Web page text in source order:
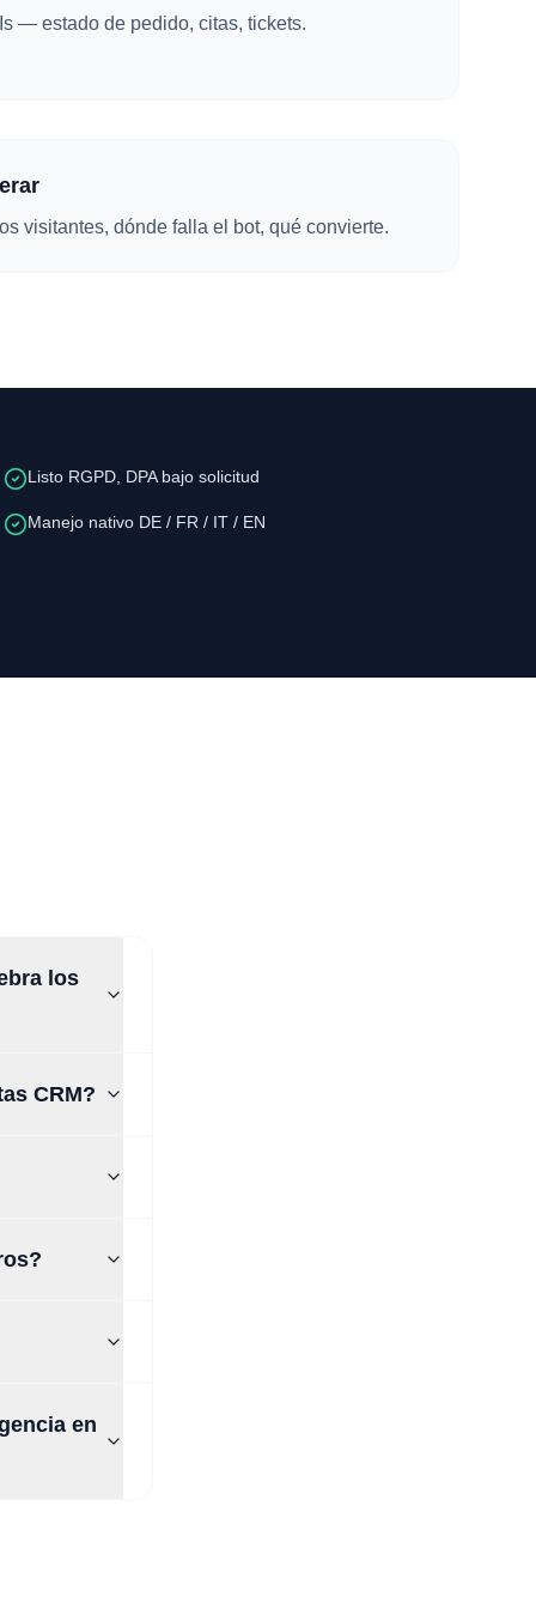
— estado de pedido, citas, tickets.
visitantes, dónde falla el bot, qué convierte.
Listo RGPD, DPA bajo solicitud
Manejo nativo DE / FR / IT / EN
los
CRM?
en